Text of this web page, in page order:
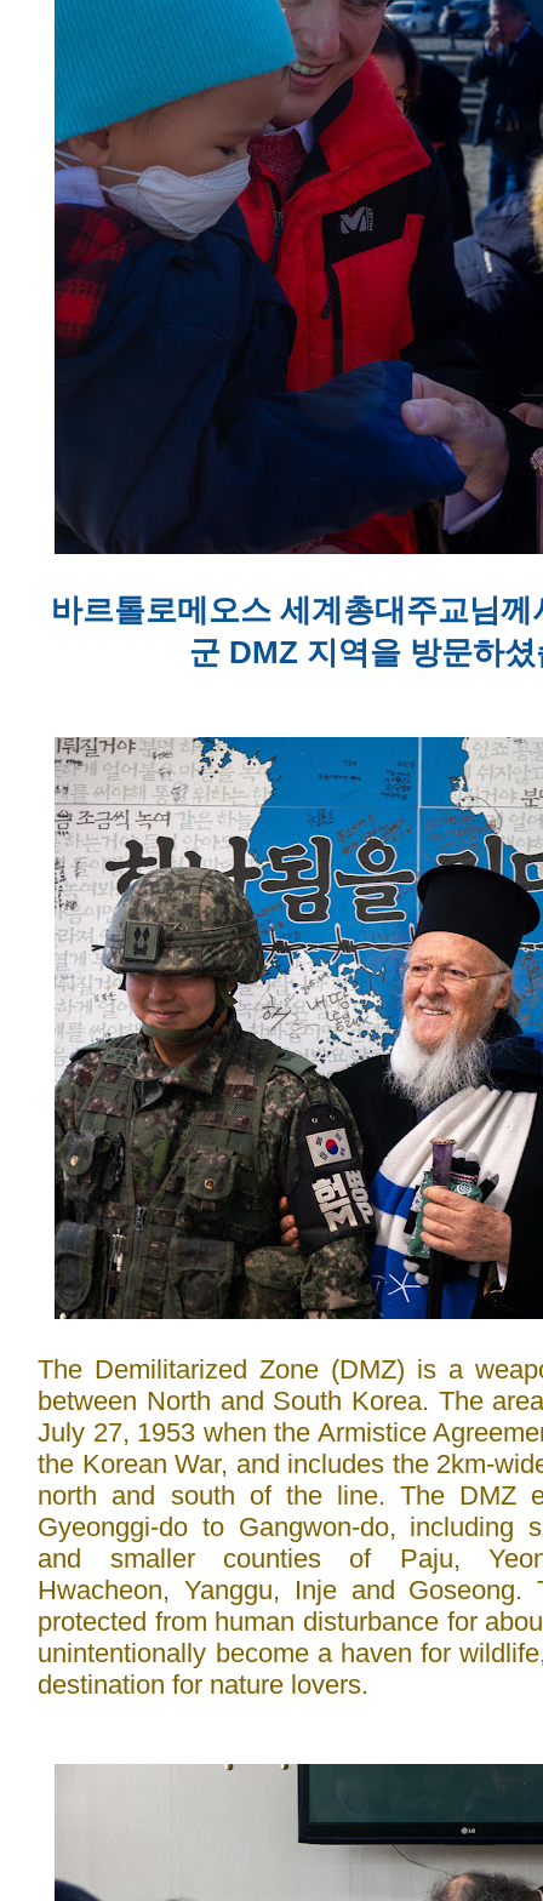
바르톨로메오스 세계총대주교님
군 DMZ 지역을 방문하
The Demilitarized Zone (DMZ) is a
between North and South Korea. The
July 27, 1953 when the Armistice
the Korean War, and includes the 2km-
north and south of the line. The DMZ
Gyeonggi-do to Gangwon-do, including
and smaller counties of Paju,
Hwacheon, Yanggu, Inje and
protected from human disturbance for
unintentionally become a haven for
destination for nature lovers.